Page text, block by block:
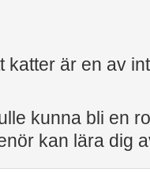
katter är en av
kunna bli en
kan lära dig